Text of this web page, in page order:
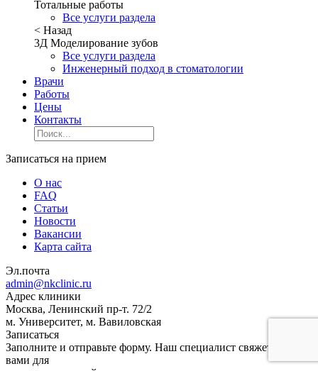
Тотальные работы
Все услуги раздела
< Назад
3Д Моделирование зубов
Все услуги раздела
Инженерный подход в стоматологии
Врачи
Работы
Цены
Контакты
Записаться на прием
О нас
FAQ
Статьи
Новости
Вакансии
Карта сайта
Эл.почта
admin@nkclinic.ru
Адрес клиники
Москва, Ленинский пр-т. 72/2
м. Университет, м. Вавиловская
Записаться
Заполните и отправьте форму. Наш специалист свяжется с
вами для